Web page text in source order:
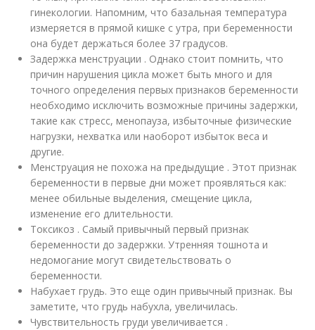
гинекологии. Напомним, что базальная температура
измеряется в прямой кишке с утра, при беременности
она будет держаться более 37 градусов.
Задержка менструации . Однако стоит помнить, что
причин нарушения цикла может быть много и для
точного определения первых признаков беременности
необходимо исключить возможные причины задержки,
такие как стресс, менопауза, избыточные физические
нагрузки, нехватка или наоборот избыток веса и
другие.
Менструация не похожа на предыдущие . Этот признак
беременности в первые дни может проявляться как:
менее обильные выделения, смещение цикла,
изменение его длительности.
Токсикоз . Самый привычный первый признак
беременности до задержки. Утренняя тошнота и
недомогание могут свидетельствовать о
беременности.
Набухает грудь. Это еще один привычный признак. Вы
заметите, что грудь набухла, увеличилась.
Чувствительность груди увеличивается .